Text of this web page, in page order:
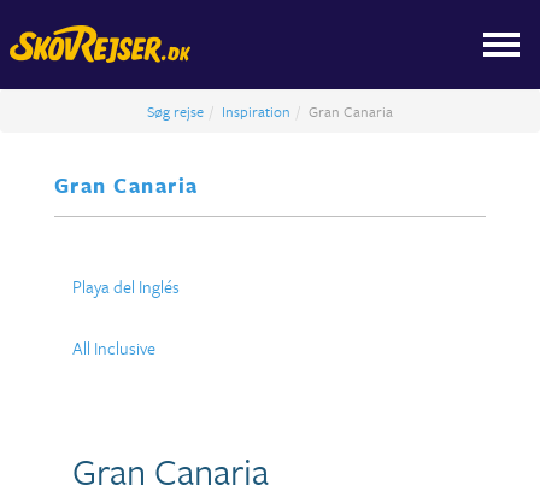
Søg rejse Inspiration Gran Canaria
Gran Canaria
Playa del Inglés
All Inclusive
Gran Canaria